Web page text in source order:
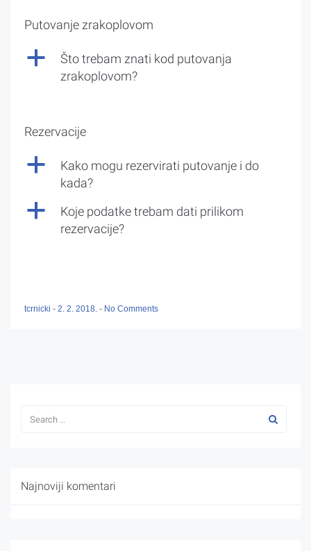
Putovanje zrakoplovom
a
Što trebam znati kod putovanja
zrakoplovom?
Rezervacije
a
Kako mogu rezervirati putovanje i do
kada?
a
Koje podatke trebam dati prilikom
rezervacije?
tcrnicki - 2. 2. 2018. - No Comments
Najnoviji komentari